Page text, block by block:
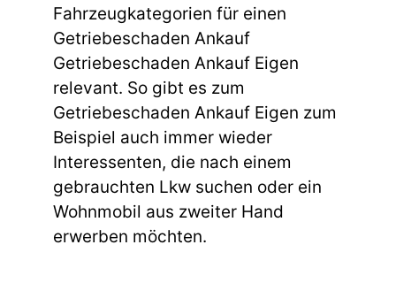
Fahrzeugkategorien für einen
Getriebeschaden Ankauf
Getriebeschaden Ankauf Eigen
relevant. So gibt es zum
Getriebeschaden Ankauf Eigen zum
Beispiel auch immer wieder
Interessenten, die nach einem
gebrauchten Lkw suchen oder ein
Wohnmobil aus zweiter Hand
erwerben möchten.